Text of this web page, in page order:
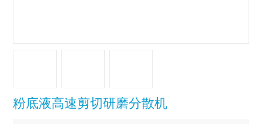
粉底液高速剪切研磨分散机